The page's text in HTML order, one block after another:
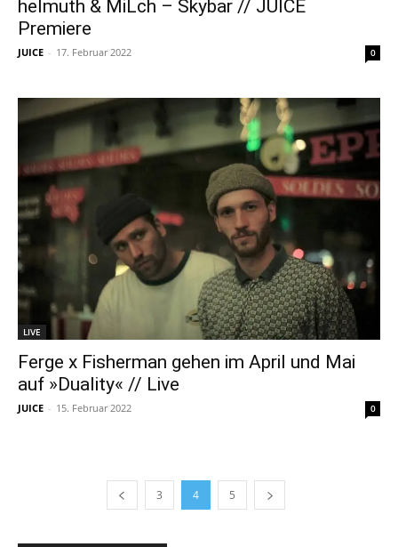
helmuth & MiLch – Skybar // JUICE
Premiere
JUICE - 17. Februar 2022 0
LIVE
Ferge x Fisherman gehen im April und Mai
auf »Duality« // Live
JUICE - 15. Februar 2022 0
3 4 5